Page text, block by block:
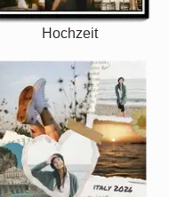
Hochzeit